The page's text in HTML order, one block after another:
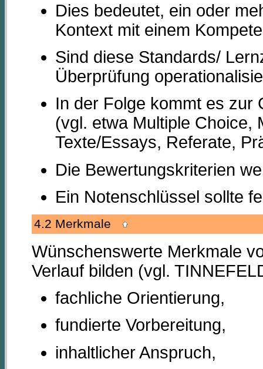
Dies bedeutet, ein oder
Kontext mit einem
Sind diese Standards/
Überprüfung
In der Folge kommt es zur
(vgl. etwa Multiple Choice,
Texte/Essays, Referate,
Die Bewertungskriterien
Ein Notenschlüssel sollte
4.2 Merkmale
Wünschenswerte Merkmale
Verlauf bilden (vgl.
fachliche Orientierung,
fundierte Vorbereitung,
inhaltlicher Anspruch,